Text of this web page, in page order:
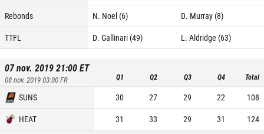
Rebonds
N. Noel (6)
D. Murray (8)
TTFL
D. Gallinari (49) L. Aldridge (63)
07 nov. 2019 21:00ET
08 nov. 2019 03:00FR Q1 Q2 Q3 Q4 Total
SUNS 30 27 29 22
108
HEAT
31 33 29 31 124